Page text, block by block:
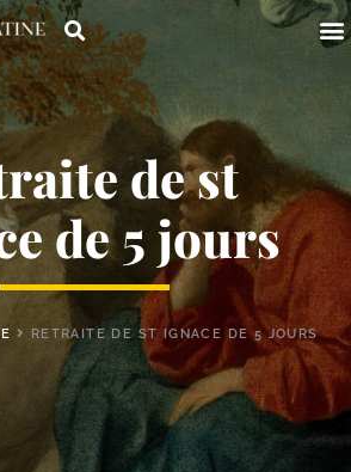
de st
de 5 jours
RETRAITE DE ST IGNACE DE 5 JOURS